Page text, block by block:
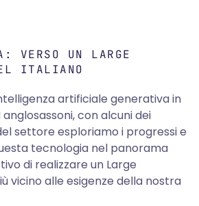
VERSO UN LARGE
ITALIANO
artificiale generativa in
anglosassoni, con alcuni dei
settore esploriamo i progressi e
tecnologia nel panorama
di realizzare un Large
vicino alle esigenze della nostra